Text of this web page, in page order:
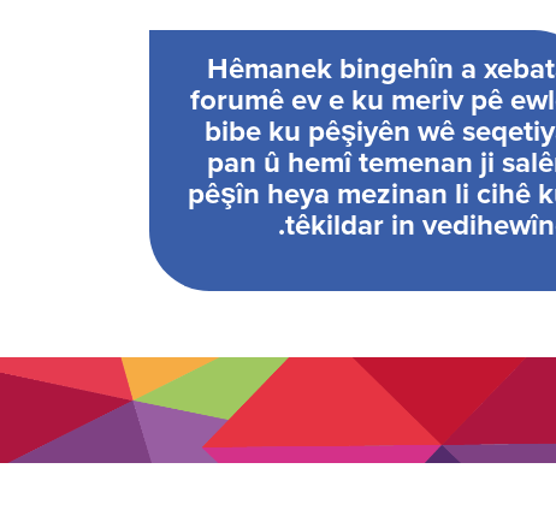
Hêmanek bingehîn a
forumê ev e ku meriv pê
bibe ku pêşiyên wê
pan û hemî temenan ji
pêşîn heya mezinan li cihê
têkildar in